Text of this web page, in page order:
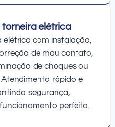
torneira elétrica
elétrica com instalação,
de mau contato,
de choques ou
Atendimento rápido e
segurança,
perfeito.